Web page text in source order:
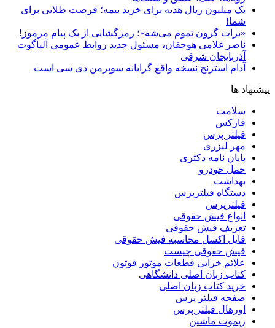
یک میلیون ریال هدیه برای خرید بیمه؛ فرصت طلایی برای
شما!
«برات گرون تموم می‌شه»؛ رمزگشایی از یک پیام مرموز!
ناصر غلامی هوجقان، مسئول جدید روابط عمومی آلپاگوت
آذربایجان شرقی
آدام استرنج نسخه واقع گرایانه سوپرمن دی سی است
پیشنهاد ها
سلامت
فارکس
فیلتر پرس
مهر لیزری
پایان نامه دکتری
حمل خودرو
بهداشت
دستگاه فیلترپرس
فیلترپرس
انواع فیش حقوقی
تعریف فیش حقوقی
فایل اکسل محاسبه فیش حقوقی
فیش حقوقی چیست
علائم خرابی قطعات موتور فوتون
کتاب زبان اصلی دانشگاهی
خرید کتاب زبان اصلی
صفحه فیلتر پرس
اورهال فیلتر پرس
ریموت ماشین